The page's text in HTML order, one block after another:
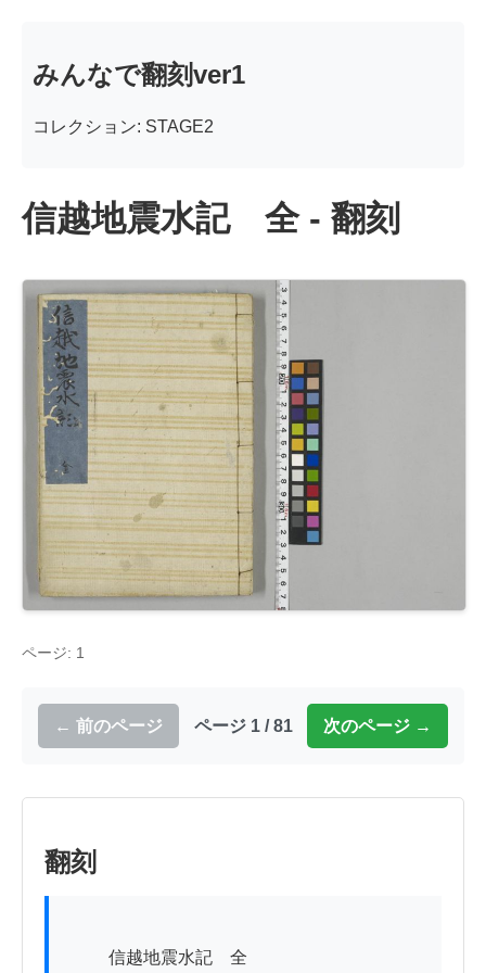
みんなで翻刻ver1
コレクション: STAGE2
信越地震水記 全 - 翻刻
ページ: 1
← 前のページ ページ 1 / 81 次のページ →
翻刻